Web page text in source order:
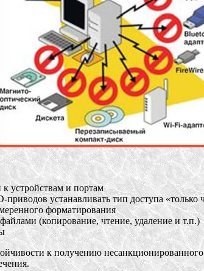
к устройствам и портам
устанавливать тип доступа «только
форматирования
(копирование, чтение, удаление и т.п.)
к получению